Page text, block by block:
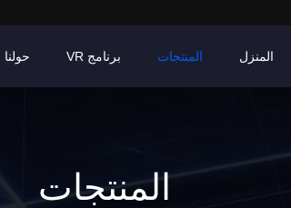
المنزل المنتجات برنامج VR حولنا
المنتجات